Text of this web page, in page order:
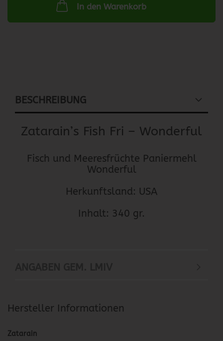
In den Warenkorb
BESCHREIBUNG
Zatarain’s Fish Fri – Wonderful
Fisch und Meeresfrüchte Paniermehl
Wonderful
Herkunftsland: USA
Inhalt: 340 gr.
Hersteller Informationen
Zatarain